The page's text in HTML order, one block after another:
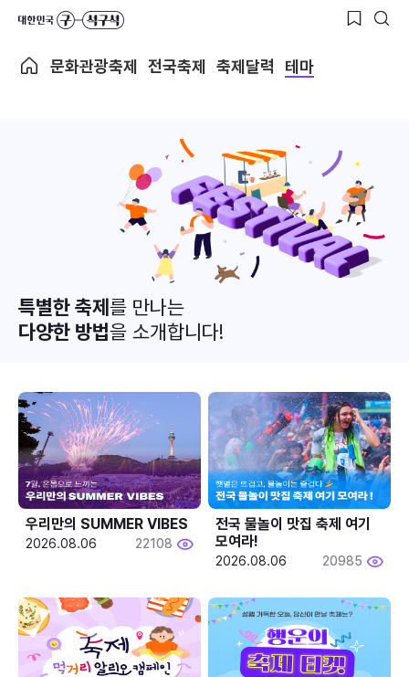
문화관광축제 전국축제 축제달력 테마
특별한 축제를 만나는
다양한 방법을 소개합니다!
우리만의 SUMMER VIBES
2026.08.06 22108
전국 물놀이 맛집 축제 여기
모여라!
2026.08.06 20985